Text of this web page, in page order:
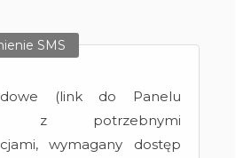
SMS
(link do Panelu
z potrzebnymi
wymagany dostęp